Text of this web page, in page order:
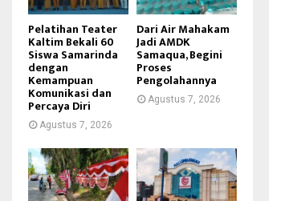
Pelatihan Teater
Kaltim Bekali 60
Siswa Samarinda
dengan
Kemampuan
Komunikasi dan
Percaya Diri
Agustus 7, 2026
Dari Air Mahakam
Jadi AMDK
Samaqua, Begini
Proses
Pengolahannya
Agustus 7, 2026